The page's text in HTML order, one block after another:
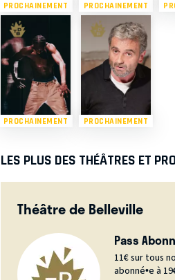
PROCHAINEMENT PROCHAINEMENT
PROCHAINEMENT PROCHAINEMENT
LES PLUS DES THÉÂTRES ET
Théâtre de Belleville
Pass
11€ sur tous
abonné•e à